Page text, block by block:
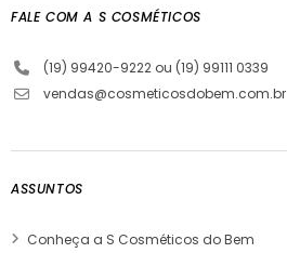
FALE COM A S COSMÉTICOS
(19) 99420-9222 ou (19) 99111 0339
vendas@cosmeticosdobem.com.br
ASSUNTOS
Conheça a S Cosméticos do Bem